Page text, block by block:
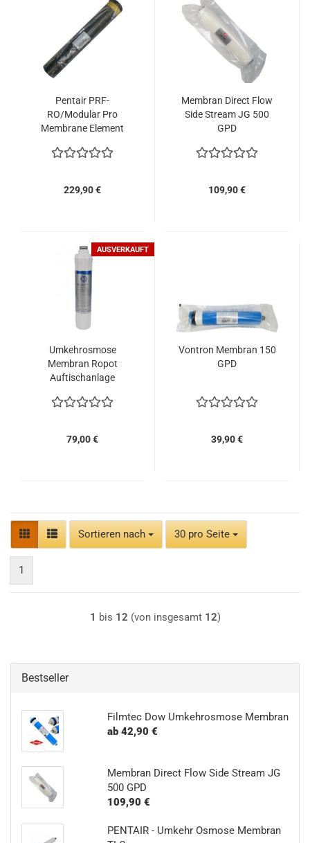
Pentair PRF-
RO/Modular Pro
Membrane Element
229,90 €
Membran Direct Flow
Side Stream JG 500
GPD
109,90 €
AUSVERKAUFT
Umkehrosmose
Membran Ropot
Auftischanlage
79,00 €
Vontron Membran 150
GPD
39,90 €
Sortieren nach
Sortieren nach 30 pro Seite
pro Seite
1
1 bis 12 (von insgesamt 12)
Bestseller
Filmtec Dow Umkehrosmose Membran
ab 42,90 €
Membran Direct Flow Side Stream JG
500 GPD
109,90 €
PENTAIR - Umkehr Osmose Membran